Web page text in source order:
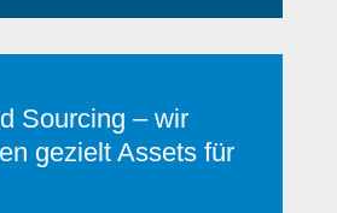
Sourcing – wir
gezielt Assets für